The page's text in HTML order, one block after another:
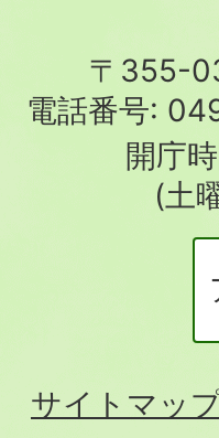
〒355-
電話番号:
開庁
(土
サイトマッ